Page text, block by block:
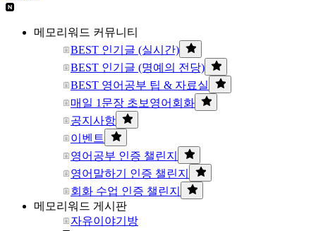
메모리워드 커뮤니티
BEST 인기글 (실시간)
BEST 인기글 (명예의 전당)
BEST 영어공부 팁 & 자료실
매일 1문장 초보영어회화
공지사항
이벤트
영어공부 인증 챌린지
영어말하기 인증 챌린지
회화 수업 인증 챌린지
메모리워드 게시판
자유이야기방